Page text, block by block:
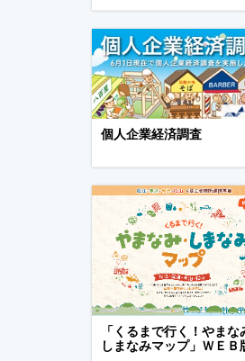
個人企業経済調査
「くるまで行く！やまな
しまなみマップ」ＷＥＢ